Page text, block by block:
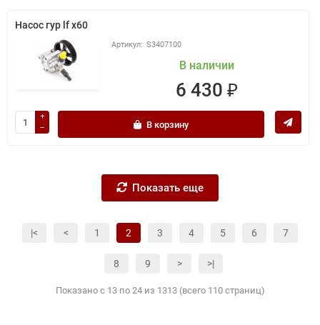
Насос гур lf x60
S3407100
В наличии
6 430 ₽
В корзину
Показать еще
|< < 1 2 3 4 5 6 7
8 9 > >|
Показано с 13 по 24 из 1313 (всего 110 страниц)